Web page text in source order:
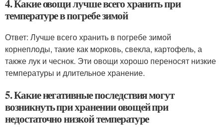
4. Какие овощи лучше всего хранить при
температуре в погребе зимой
Ответ: Лучше всего хранить в погребе зимой
корнеплоды, такие как морковь, свекла, картофель, а
также лук и чеснок. Эти овощи хорошо переносят низкие
температуры и длительное хранение.
5. Какие негативные последствия могут
возникнуть при хранении овощей при
недостаточно низкой температуре